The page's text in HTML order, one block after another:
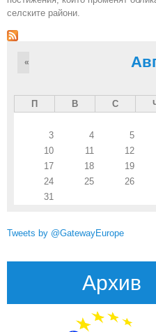
селските райони.
«
П В С
3
4 5
10
11 12
17
18 19
24
25 26
31
Tweets by @GatewayEurope
Архив